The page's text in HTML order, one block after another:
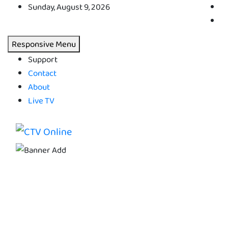
content
Sunday, August 9, 2026
Responsive Menu
Support
Contact
About
Live TV
CTV Online